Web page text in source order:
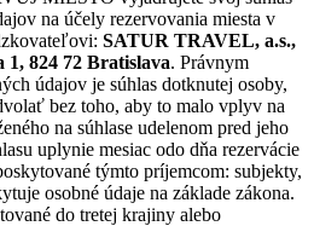
na účely rezervovania miesta v
SATUR TRAVEL, a.s.,
1, 824 72 Bratislava. Právnym
údajov je súhlas dotknutej osoby,
bez toho, aby to malo vplyv na
na súhlase udelenom pred jeho
uplynie mesiac odo dňa rezervácie
týmto príjemcom: subjekty,
osobné údaje na základe zákona.
do tretej krajiny alebo